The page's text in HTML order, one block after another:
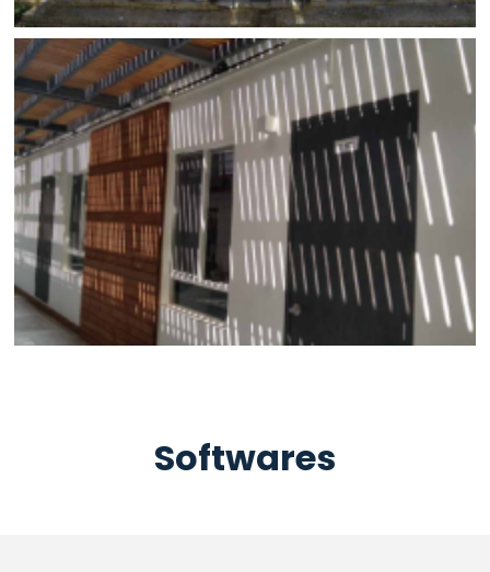
Softwares